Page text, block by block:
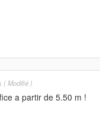
( Modifié )
a partir de 5.50 m !